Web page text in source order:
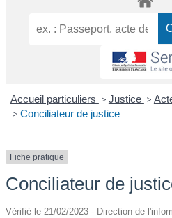
Accueil particuliers > Justice >
> Conciliateur de justice
Fiche pratique
Conciliateur de
Vérifié le 21/02/2023 - Direction de